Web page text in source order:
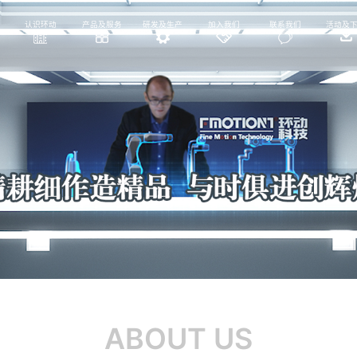
认识环动 产品及服务 研发及生产 加入我们 联系我们 活动及
ABOUT US